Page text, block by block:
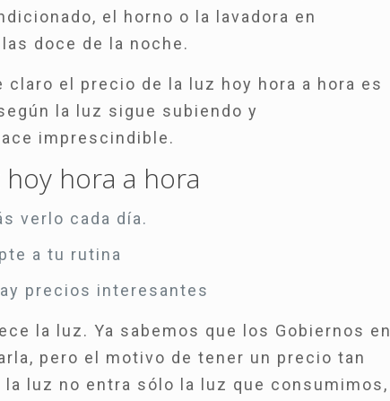
el horno o la lavadora en
doce de la noche.
el precio de la luz hoy hora a hora es
la luz sigue subiendo y
imprescindible.
hora a hora
verlo cada día.
a tu rutina
precios interesantes
la luz. Ya sabemos que los Gobiernos en
pero el motivo de tener un precio tan
luz no entra sólo la luz que consumimos,